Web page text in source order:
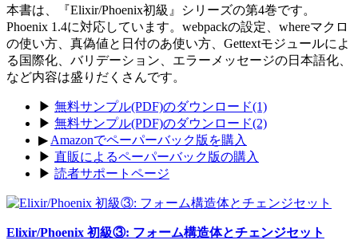
本書は、『Elixir/Phoenix初級』シリーズの第4巻です。
Phoenix 1.4に対応しています。webpackの設定、whereマクロ
の使い方、真偽値と日付のあ使い方、Gettextモジュールによ
る国際化、バリデーション、エラーメッセージの日本語化、
など内容は盛りだくさんです。
▶ 無料サンプル(PDF)のダウンロード(1)
▶ 無料サンプル(PDF)のダウンロード(2)
▶ Amazonでペーパーバック版を購入
▶ 直販によるペーパーバック版の購入
▶ 読者サポートページ
Elixir/Phoenix 初級③: フォーム構造体とチェンジセット